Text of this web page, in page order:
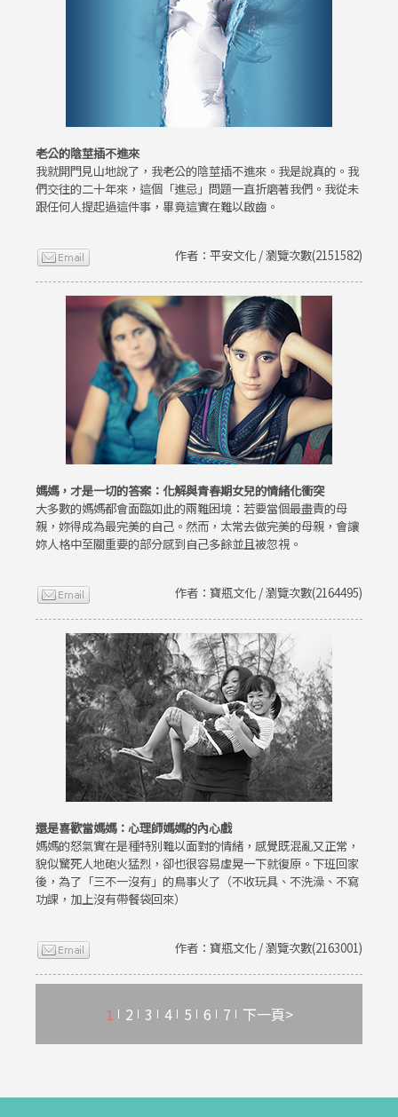
老公的陰莖插不進來
我就開門見山地說了，我老公的陰莖插不進來。我是說真的。我
們交往的二十年來，這個「進忌」問題一直折磨著我們。我從未
跟任何人提起過這件事，畢竟這實在難以啟齒。
作者：平安文化 / 瀏覽次數(2151582)
媽媽，才是一切的答案：化解與青春期女兒的情緒化衝突
大多數的媽媽都會面臨如此的兩難困境：若要當個最盡責的母
親，妳得成為最完美的自己。然而，太常去做完美的母親，會讓
妳人格中至關重要的部分感到自己多餘並且被忽視。
作者：寶瓶文化 / 瀏覽次數(2164495)
還是喜歡當媽媽：心理師媽媽的內心戲
媽媽的怒氣實在是種特別難以面對的情緒，感覺既混亂又正常，
貌似驚死人地砲火猛烈，卻也很容易虛晃一下就復原。下班回家
後，為了「三不一沒有」的鳥事火了（不收玩具、不洗澡、不寫
功課，加上沒有帶餐袋回來）
作者：寶瓶文化 / 瀏覽次數(2163001)
1 2 3 4 5 6 7 下一頁>